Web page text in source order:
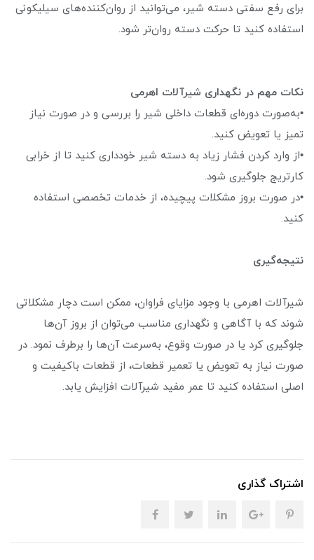
برای رفع سفتی دسته شیر، می‌توانید از روان‌کننده‌های سیلیکونی
استفاده کنید تا حرکت دسته روان‌تر شود.
نکات مهم در نگهداری شیرآلات اهرمی
•به‌صورت دوره‌ای قطعات داخلی شیر را بررسی و در صورت نیاز
تمیز یا تعویض کنید.
•از وارد کردن فشار زیاد به دسته شیر خودداری کنید تا از خرابی
کارتریج جلوگیری شود.
•در صورت بروز مشکلات پیچیده، از خدمات تخصصی استفاده
کنید.
نتیجه‌گیری
شیرآلات اهرمی با وجود مزایای فراوان، ممکن است دچار مشکلاتی
شوند که با آگاهی و نگهداری مناسب می‌توان از بروز آن‌ها
جلوگیری کرد یا در صورت وقوع، به‌سرعت آن‌ها را برطرف نمود. در
صورت نیاز به تعویض یا تعمیر قطعات، از قطعات باکیفیت و
اصلی استفاده کنید تا عمر مفید شیرآلات افزایش یابد.
اشتراک گذاری